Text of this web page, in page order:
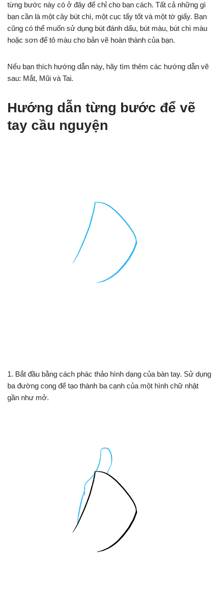
từng bước này có ở đây để chỉ cho bạn cách. Tất cả những gì
bạn cần là một cây bút chì, một cục tẩy tốt và một tờ giấy. Bạn
cũng có thể muốn sử dụng bút đánh dấu, bút màu, bút chì màu
hoặc sơn để tô màu cho bản vẽ hoàn thành của bạn.
Nếu bạn thích hướng dẫn này, hãy tìm thêm các hướng dẫn vẽ
sau: Mắt, Mũi và Tai.
Hướng dẫn từng bước để vẽ
tay cầu nguyện
1. Bắt đầu bằng cách phác thảo hình dạng của bàn tay. Sử dụng
ba đường cong để tạo thành ba cạnh của một hình chữ nhật
gần như mở.